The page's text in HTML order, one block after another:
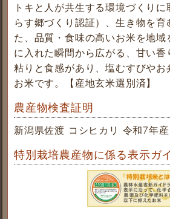
トキと人が共生する環境づくり
らす郷づくり認証）、生き物を
た、品質・食味の高いお米を地域
に入れた瞬間から広がる、甘い香
粘りと食感があり、塩むすびやお
お米です。【産地玄米選別済】
農産物検査証明
新潟県佐渡 コシヒカリ 令和7年
特別栽培農産物に係る表示ガ